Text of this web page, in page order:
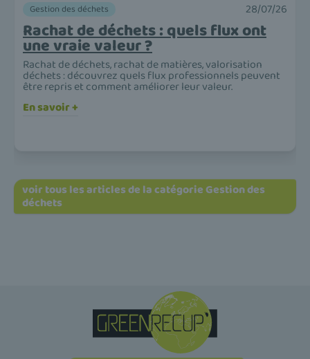
Gestion des déchets 28/07/26
Rachat de déchets : quels flux ont
une vraie valeur ?
Rachat de déchets, rachat de matières, valorisation
déchets : découvrez quels flux professionnels peuvent
être repris et comment améliorer leur valeur.
En savoir +
voir tous les articles de la catégorie Gestion des
déchets